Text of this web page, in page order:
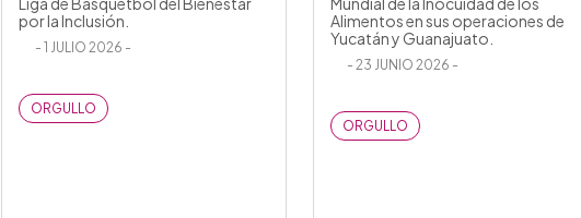
por la Inclusión.
- 1 JULIO 2026 -
ORGULLO
Alimentos en sus operaciones de
Yucatán y Guanajuato.
- 23 JUNIO 2026 -
ORGULLO